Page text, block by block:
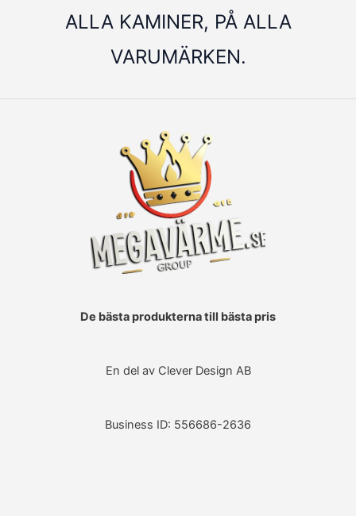
ALLA KAMINER, PÅ ALLA
VARUMÄRKEN.
De bästa produkterna till bästa pris
En del av Clever Design AB
Business ID: 556686-2636